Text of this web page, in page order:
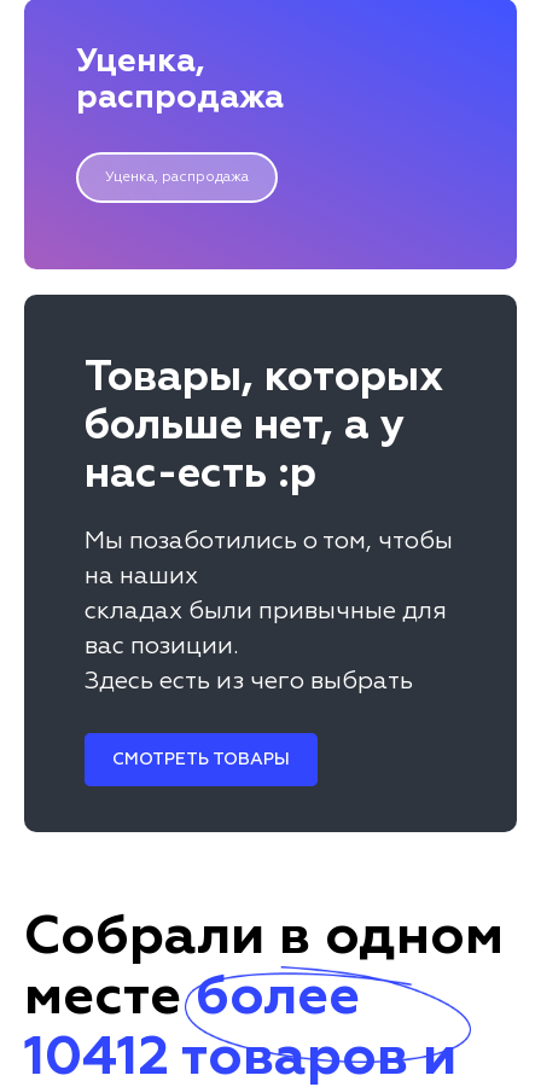
Уценка,
распродажа
Уценка, распродажа
Товары, которых
больше нет, а у
нас-есть :р
Мы позаботились о том, чтобы
на наших
складах были привычные для
вас позиции.
Здесь есть из чего выбрать
СМОТРЕТЬ ТОВАРЫ
Собрали в одном
местеболее
10412 товаров и